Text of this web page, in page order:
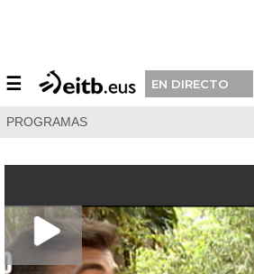
☰ EN DIRECTO
PROGRAMAS